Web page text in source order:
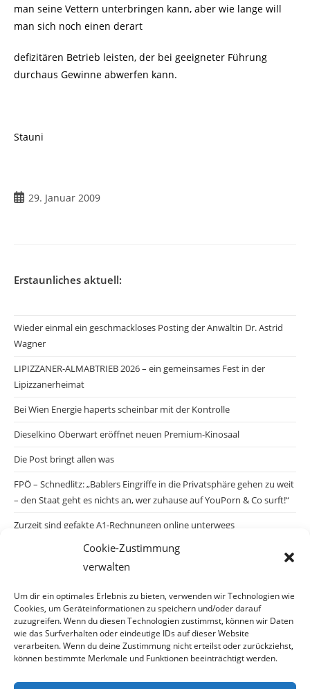
Cookie-Zustimmung
verwalten
Um dir ein optimales Erlebnis zu bieten, verwenden wir Technologien wie
Cookies, um Geräteinformationen zu speichern und/oder darauf
zuzugreifen. Wenn du diesen Technologien zustimmst, können wir Daten
wie das Surfverhalten oder eindeutige IDs auf dieser Website
verarbeiten. Wenn du deine Zustimmung nicht erteilst oder zurückziehst,
können bestimmte Merkmale und Funktionen beeinträchtigt werden.
man seine Vettern unterbringen kann, aber wie lange will
man sich noch einen derart
defizitären Betrieb leisten, der bei geeigneter Führung
durchaus Gewinne abwerfen kann.
Stauni
Beitrag
29. Januar 2009
Erstaunliches aktuell:
Wieder einmal ein geschmackloses Posting der Anwältin Dr. Astrid
Wagner
LIPIZZANER-ALMABTRIEB 2026 – ein gemeinsames Fest in der
Lipizzanerheimat
Bei Wien Energie haperts scheinbar mit der Kontrolle
Dieselkino Oberwart eröffnet neuen Premium-Kinosaal
Die Post bringt allen was
FPÖ – Schnedlitz: „Bablers Eingriffe in die Privatsphäre gehen zu weit
– den Staat geht es nichts an, wer zuhause auf YouPorn & Co surft!“
Zurzeit sind gefakte A1-Rechnungen online unterwegs
Salzburgs Juden und ihre Sicherheit: „Erst nach einem Anschlag wäre
die Gefahr endlich konkret!“
Biologisches Wunder in Ceuta
Ein vermeintliches Abschiebemärchen
Archiv